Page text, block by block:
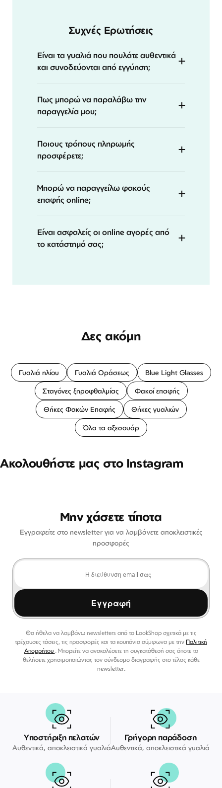
Συχνές Ερωτήσεις
Είναι τα γυαλιά που πουλάτε αυθεντικά
και συνοδεύονται από εγγύηση;
Πως μπορώ να παραλάβω την
παραγγελία μου;
Ποιους τρόπους πληρωμής
προσφέρετε;
Μπορώ να παραγγείλω φακούς
επαφής online;
Είναι ασφαλείς οι online αγορές από
το κατάστημά σας;
Δες ακόμη
Γυαλιά ηλίου Γυαλιά Οράσεως Blue Light Glasses
Σταγόνες ξηροφθαλμίας Φακοί επαφής
Θήκες Φακών Επαφής Θήκες γυαλιών
Όλα τα αξεσουάρ
Ακολουθήστε μας στο Instagram
Μην χάσετε τίποτα
Εγγραφείτε στο newsletter για να λαμβάνετε αποκλειστικές
προσφορές
Εγγραφή
Θα ήθελα να λαμβάνω newsletters από το LookShop σχετικά με τις
τρέχουσες τάσεις, τις προσφορές και τα κουπόνια σύμφωνα με την Πολιτική
Απορρήτου . Μπορείτε να ανακαλέσετε τη συγκατάθεσή σας όποτε το
θελήσετε χρησιμοποιώντας τον σύνδεσμο διαγραφής στο τέλος κάθε
newsletter.
Υποστήριξη πελατών
Αυθεντικά, αποκλειστικά γυαλιά
Γρήγορη παράδοση
Αυθεντικά, αποκλειστικά γυαλιά